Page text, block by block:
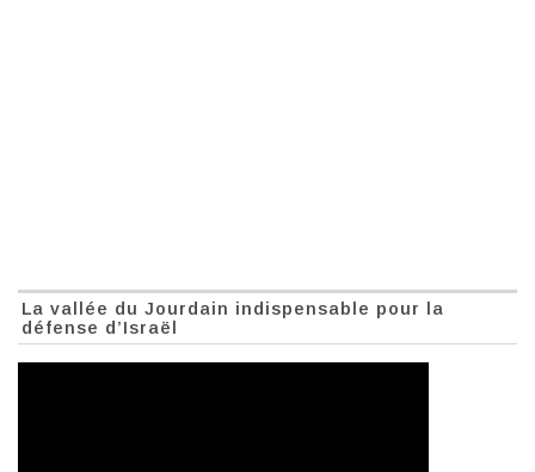
La vallée du Jourdain indispensable pour la
défense d’Israël